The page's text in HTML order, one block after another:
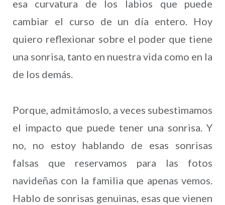
esa curvatura de los labios que puede
cambiar el curso de un día entero. Hoy
quiero reflexionar sobre el poder que tiene
una sonrisa, tanto en nuestra vida como en la
de los demás.
Porque, admitámoslo, a veces subestimamos
el impacto que puede tener una sonrisa. Y
no, no estoy hablando de esas sonrisas
falsas que reservamos para las fotos
navideñas con la familia que apenas vemos.
Hablo de sonrisas genuinas, esas que vienen